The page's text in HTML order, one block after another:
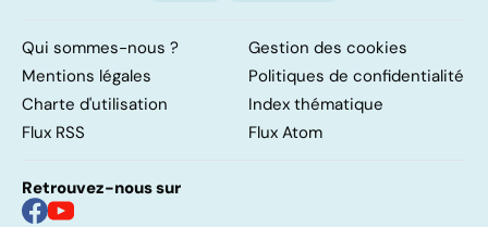
Qui sommes-nous ?
Gestion des cookies
Mentions légales
Politiques de confidentialité
Charte d'utilisation
Index thématique
Flux RSS
Flux Atom
Retrouvez-nous sur